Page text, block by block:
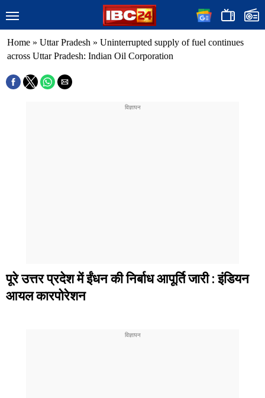
Home » Uttar Pradesh » Uninterrupted supply of fuel continues
across Uttar Pradesh: Indian Oil Corporation
पूरे उत्तर प्रदेश में ईंधन की निर्बाध आपूर्ति जारी : इंडियन
आयल कारपोरेशन